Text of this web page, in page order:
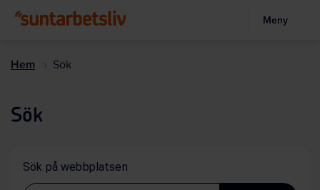
Meny
Hem Sök
Sök
Sök på webbplatsen